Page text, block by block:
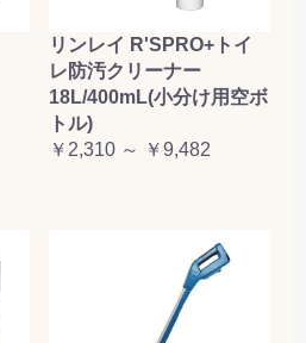
リンレイ R'SPRO+トイ
レ防汚クリーナー
18L/400mL(小分け用空ボ
トル)
￥2,310 ～ ￥9,482